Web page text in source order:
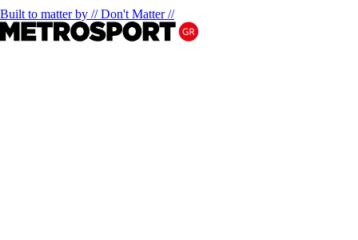
Built to matter by // Don't Matter //